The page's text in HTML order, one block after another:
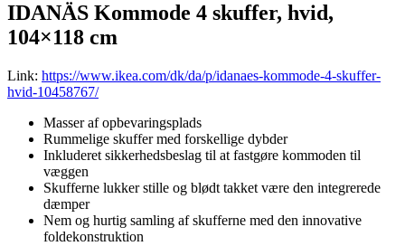
IDANÄS Kommode 4 skuffer, hvid,
104×118 cm
Link: https://www.ikea.com/dk/da/p/idanaes-kommode-4-skuffer-
hvid-10458767/
Masser af opbevaringsplads
Rummelige skuffer med forskellige dybder
Inkluderet sikkerhedsbeslag til at fastgøre kommoden til
væggen
Skufferne lukker stille og blødt takket være den integrerede
dæmper
Nem og hurtig samling af skufferne med den innovative
foldekonstruktion